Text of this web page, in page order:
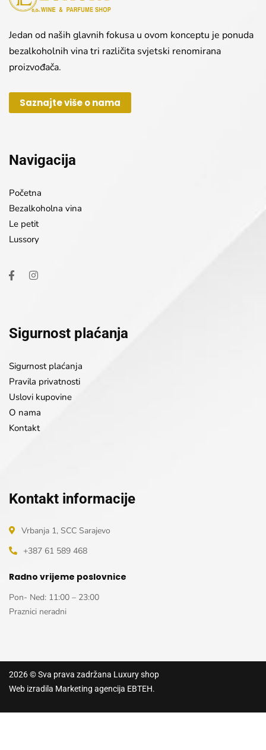
Jedan od naših glavnih fokusa u ovom konceptu je ponuda
bezalkoholnih vina tri različita svjetski renomirana
proizvođača.
Saznajte više o nama
Navigacija
Početna
Bezalkoholna vina
Le petit
Lussory
Sigurnost plaćanja
Sigurnost plaćanja
Pravila privatnosti
Uslovi kupovine
O nama
Kontakt
Kontakt informacije
Vrbanja 1, SCC Sarajevo
+387 61 589 468
Radno vrijeme poslovnice
Pon- Ned: 11:00 – 23:00
Praznici neradni
2026© Sva prava zadržana Luxury shop
Web izradila Marketing agencija EBTEH.